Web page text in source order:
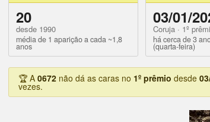
20
desde 1990
média de 1 aparição a cada ~1,8
anos
03/01/
Coruja · 1º
há cerca de 3
(quarta-feira)
🏆 A 0672 não dá as caras no 1º prêmio desde
vezes.